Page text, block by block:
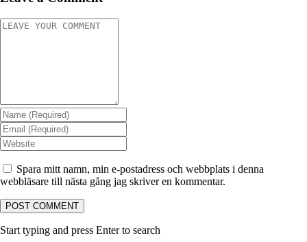
Spara mitt namn, min e-postadress och webbplats i denna
webbläsare till nästa gång jag skriver en kommentar.
Start typing and press Enter to search